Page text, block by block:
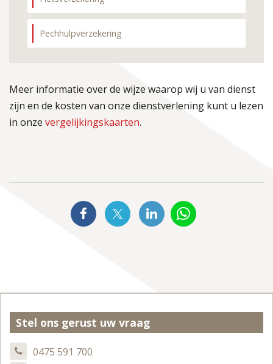
Pechhulpverzekering
Meer informatie over de wijze waarop wij u van dienst
zijn en de kosten van onze dienstverlening kunt u lezen
in onze vergelijkingskaarten.
Stel ons gerust uw vraag
0475 591 700